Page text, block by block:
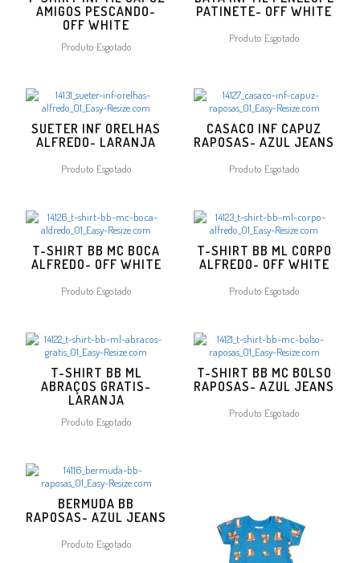
AMIGOS PESCANDO-
OFF WHITE
Produto Esgotado
PATINETE- OFF WHITE
Produto Esgotado
SUETER INF ORELHAS
ALFREDO- LARANJA
Produto Esgotado
CASACO INF CAPUZ
RAPOSAS- AZUL JEANS
Produto Esgotado
T-SHIRT BB MC BOCA
ALFREDO- OFF WHITE
Produto Esgotado
T-SHIRT BB ML CORPO
ALFREDO- OFF WHITE
Produto Esgotado
T-SHIRT BB ML
ABRAÇOS GRATIS-
LARANJA
Produto Esgotado
T-SHIRT BB MC BOLSO
RAPOSAS- AZUL JEANS
Produto Esgotado
BERMUDA BB
RAPOSAS- AZUL JEANS
Produto Esgotado